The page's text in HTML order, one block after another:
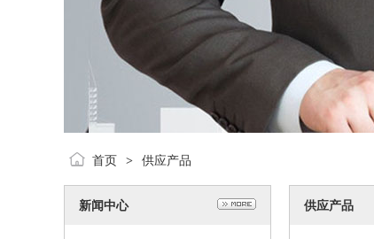
首页 > 供应产品
新闻中心 供应产品